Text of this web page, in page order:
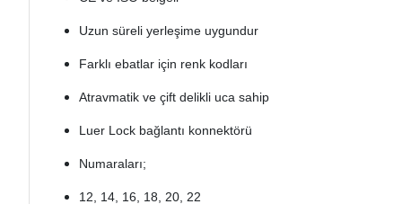
Uzun süreli yerleşime uygundur
Farklı ebatlar için renk kodları
Atravmatik ve çift delikli uca sahip
Luer Lock bağlantı konnektörü
Numaraları;
12, 14, 16, 18, 20, 22